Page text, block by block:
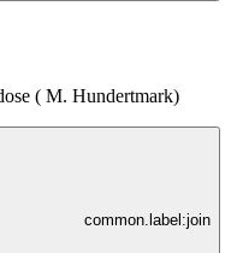
( M. Hundertmark)
common.label:join